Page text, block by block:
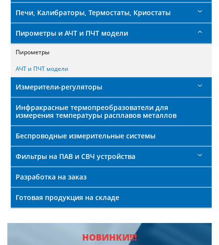
Печи, Калибраторы, Термостаты, Криостаты
Пирометры и АЧТ и ПЧТ модели
Пирометры
АЧТ и ПЧТ модели
Измерители-регуляторы
Инфракрасные термопреобразователи для
измерения температуры расплавов металлов
Беспроводные измерительные системы
Фильтры на ПАВ и СВЧ устройства
Разработка на заказ
Готовая продукция на складе
НОВИНКИ!!!